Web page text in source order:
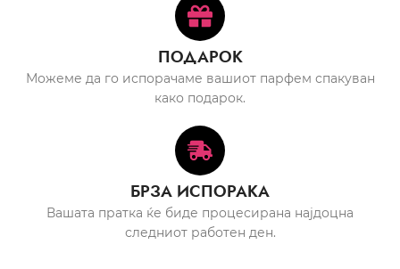
ПОДАРОК
Можеме да го испорачаме вашиот парфем спакуван
како подарок.
БРЗА ИСПОРАКА
Вашата пратка ќе биде процесирана најдоцна
следниот работен ден.